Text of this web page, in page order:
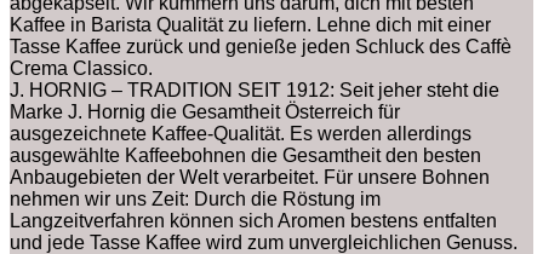
Kaffee in Barista Qualität zu liefern. Lehne dich mit einer
Tasse Kaffee zurück und genieße jeden Schluck des Caffè
Crema Classico.
J. HORNIG – TRADITION SEIT 1912: Seit jeher steht die
Marke J. Hornig die Gesamtheit Österreich für
ausgezeichnete Kaffee-Qualität. Es werden allerdings
ausgewählte Kaffeebohnen die Gesamtheit den besten
Anbaugebieten der Welt verarbeitet. Für unsere Bohnen
nehmen wir uns Zeit: Durch die Röstung im
Langzeitverfahren können sich Aromen bestens entfalten
und jede Tasse Kaffee wird zum unvergleichlichen Genuss.